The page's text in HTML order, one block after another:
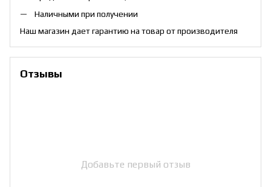
Наличными при получении
Наш магазин дает гарантию на товар от производителя
Отзывы
Добавьте первый отзыв